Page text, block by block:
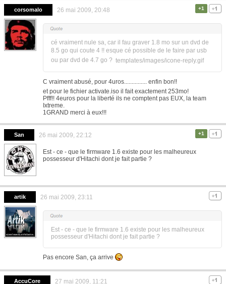
corsomalo 26 mai 2009, 20:48 +1
cé vraiment nule sa, car il fau graver 1.8 mo sur un dvd de
8.5 go qui coute 4 !! esque cé possible de le faire par usb
ou par dvd de 4.7 go ? templates/images/icone-reply.gif
C vraiment abusé, pour 4uros............... enfin bon!!
et pour le fichier activate.iso il fait exactement 253mo!
Pfff!! 4euros pour la liberté ils ne comptent pas EUX, la team
Ixtreme.
1GRAND merci à eux!!!
San 26 mai 2009, 22:12 +1
Est - ce - que le firmware 1.6 existe pour les malheureux
possesseur d'Hitachi dont je fait partie ?
artik 26 mai 2009, 23:11
Est - ce - que le firmware 1.6 existe pour les malheureux
possesseur d'Hitachi dont je fait partie ?
Pas encore San, ça arrive
AccuCore 27 mai 2009, 11:21